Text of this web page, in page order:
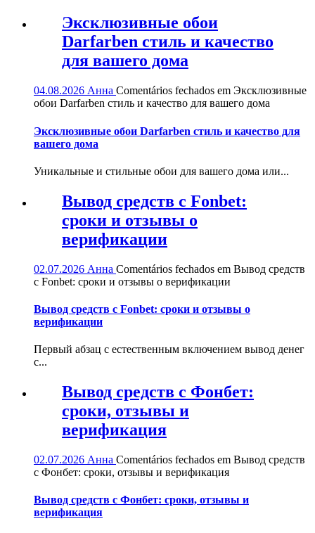
Эксклюзивные обои
Darfarben стиль и качество
для вашего дома
04.08.2026 Анна Comentários fechados em Эксклюзивные
обои Darfarben стиль и качество для вашего дома
Эксклюзивные обои Darfarben стиль и качество для
вашего дома
Уникальные и стильные обои для вашего дома или...
Вывод средств с Fonbet:
сроки и отзывы о
верификации
02.07.2026 Анна Comentários fechados em Вывод средств
с Fonbet: сроки и отзывы о верификации
Вывод средств с Fonbet: сроки и отзывы о
верификации
Первый абзац с естественным включением вывод денег
с...
Вывод средств с Фонбет:
сроки, отзывы и
верификация
02.07.2026 Анна Comentários fechados em Вывод средств
с Фонбет: сроки, отзывы и верификация
Вывод средств с Фонбет: сроки, отзывы и
верификация